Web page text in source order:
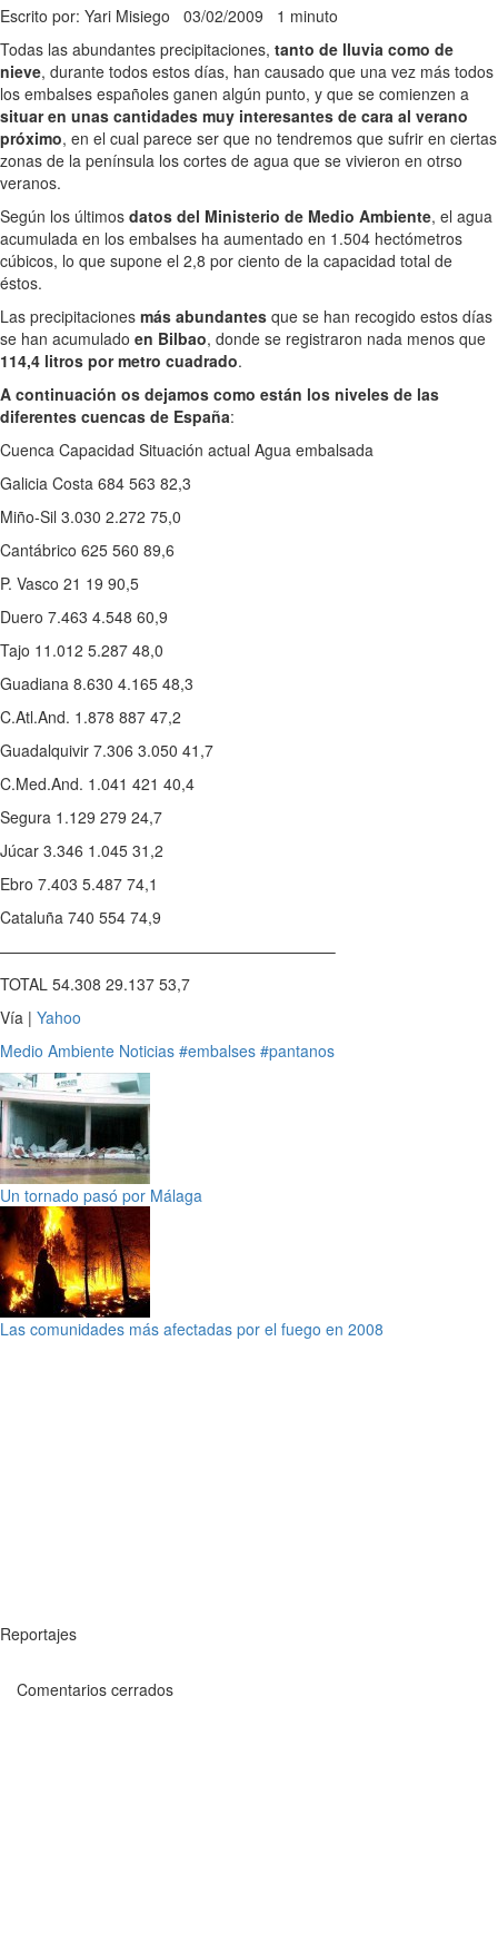
Escrito por: Yari Misiego 03/02/2009 1 minuto
Todas las abundantes precipitaciones, tanto de lluvia como de
nieve, durante todos estos días, han causado que una vez más todos
los embalses españoles ganen algún punto, y que se comienzen a
situar en unas cantidades muy interesantes de cara al verano
próximo, en el cual parece ser que no tendremos que sufrir en ciertas
zonas de la península los cortes de agua que se vivieron en otrso
veranos.
Según los últimos datos del Ministerio de Medio Ambiente, el agua
acumulada en los embalses ha aumentado en 1.504 hectómetros
cúbicos, lo que supone el 2,8 por ciento de la capacidad total de
éstos.
Las precipitaciones más abundantes que se han recogido estos días
se han acumulado en Bilbao, donde se registraron nada menos que
114,4 litros por metro cuadrado.
A continuación os dejamos como están los niveles de las
diferentes cuencas de España:
Cuenca Capacidad Situación actual Agua embalsada
Galicia Costa 684 563 82,3
Miño-Sil 3.030 2.272 75,0
Cantábrico 625 560 89,6
P. Vasco 21 19 90,5
Duero 7.463 4.548 60,9
Tajo 11.012 5.287 48,0
Guadiana 8.630 4.165 48,3
C.Atl.And. 1.878 887 47,2
Guadalquivir 7.306 3.050 41,7
C.Med.And. 1.041 421 40,4
Segura 1.129 279 24,7
Júcar 3.346 1.045 31,2
Ebro 7.403 5.487 74,1
Cataluña 740 554 74,9
—————————————————————–
TOTAL 54.308 29.137 53,7
Vía | Yahoo
Medio Ambiente Noticias #embalses #pantanos
Un tornado pasó por Málaga
Las comunidades más afectadas por el fuego en 2008
Reportajes
Comentarios cerrados